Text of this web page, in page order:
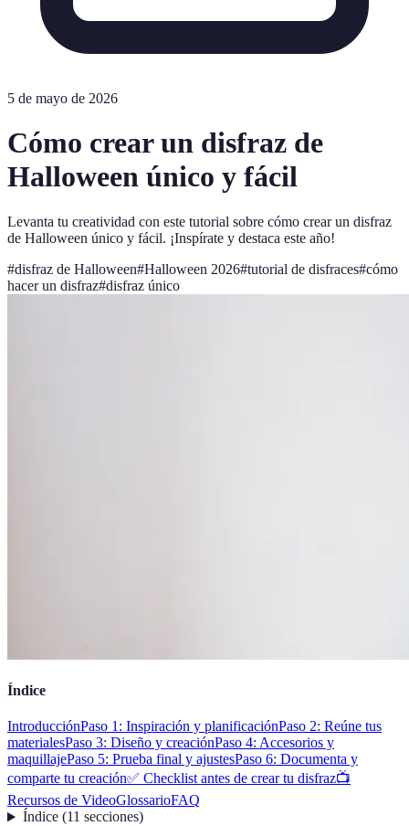
5 de mayo de 2026
Cómo crear un disfraz de
Halloween único y fácil
Levanta tu creatividad con este tutorial sobre cómo crear un disfraz
de Halloween único y fácil. ¡Inspírate y destaca este año!
#disfraz de Halloween#Halloween 2026#tutorial de disfraces#cómo
hacer un disfraz#disfraz único
Índice
IntroducciónPaso 1: Inspiración y planificaciónPaso 2: Reúne tus
materialesPaso 3: Diseño y creaciónPaso 4: Accesorios y
maquillajePaso 5: Prueba final y ajustesPaso 6: Documenta y
comparte tu creación✅ Checklist antes de crear tu disfraz📺
Recursos de VideoGlossarioFAQ
Índice(11 secciones)